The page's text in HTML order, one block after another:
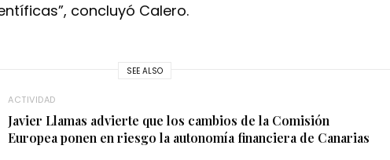
concluyó Calero.
SEE ALSO
ACTIVIDAD
Javier Llamas advierte que los cambios de la Comisión
Europea ponen en riesgo la autonomía financiera de Canarias